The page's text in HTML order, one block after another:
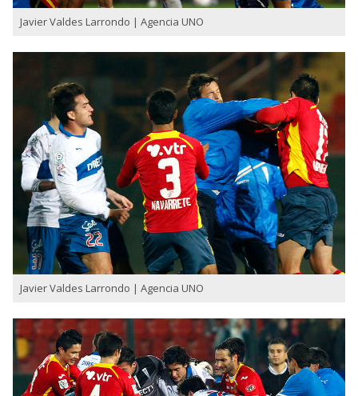
Javier Valdes Larrondo | Agencia UNO
Javier Valdes Larrondo | Agencia UNO